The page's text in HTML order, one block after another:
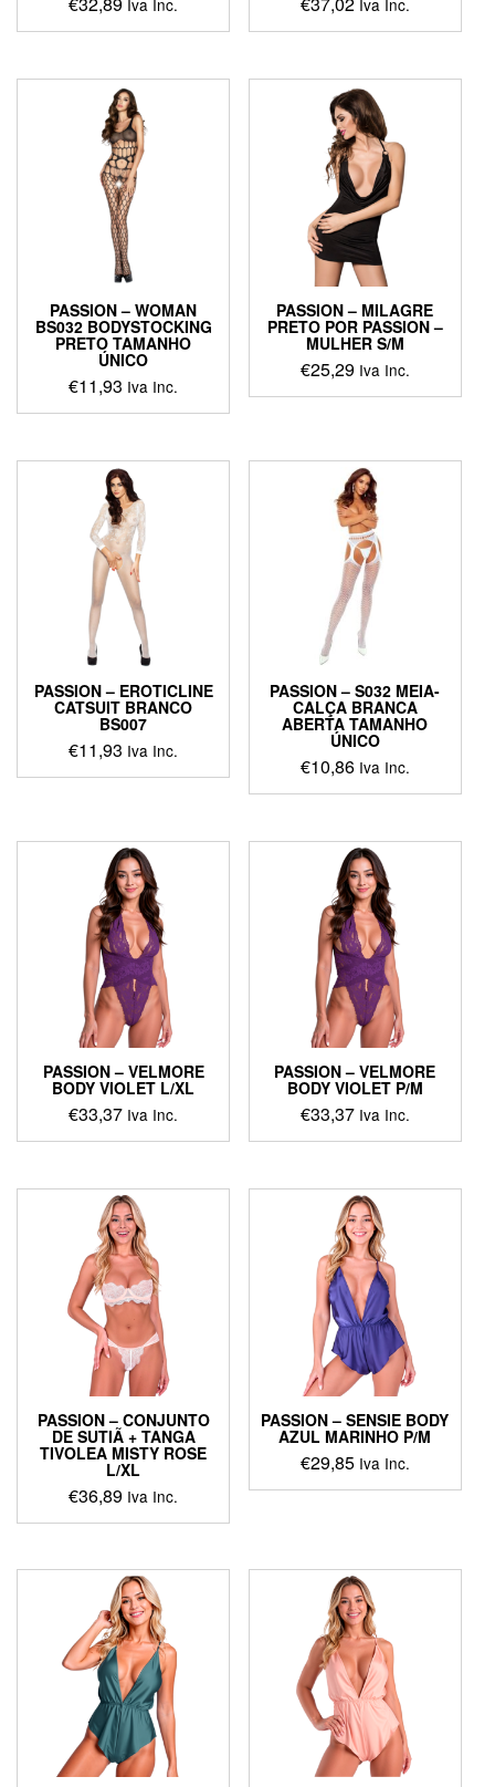
Iva Inc. Iva Inc.
PASSION – WOMAN
BS032 BODYSTOCKING
PRETO TAMANHO
ÚNICO
€11,93 Iva Inc.
PASSION – MILAGRE
PRETO POR PASSION –
MULHER S/M
€25,29 Iva Inc.
PASSION – EROTICLINE
CATSUIT BRANCO
BS007
€11,93 Iva Inc.
PASSION – S032 MEIA-
CALÇA BRANCA
ABERTA TAMANHO
ÚNICO
€10,86 Iva Inc.
PASSION – VELMORE
BODY VIOLET L/XL
€33,37 Iva Inc.
PASSION – VELMORE
BODY VIOLET P/M
€33,37 Iva Inc.
PASSION – CONJUNTO
DE SUTIÃ + TANGA
TIVOLEA MISTY ROSE
L/XL
€36,89 Iva Inc.
PASSION – SENSIE BODY
AZUL MARINHO P/M
€29,85 Iva Inc.